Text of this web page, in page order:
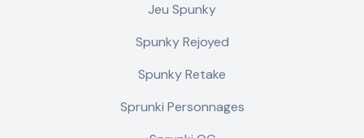
Jeu Spunky
Spunky Rejoyed
Spunky Retake
Sprunki Personnages